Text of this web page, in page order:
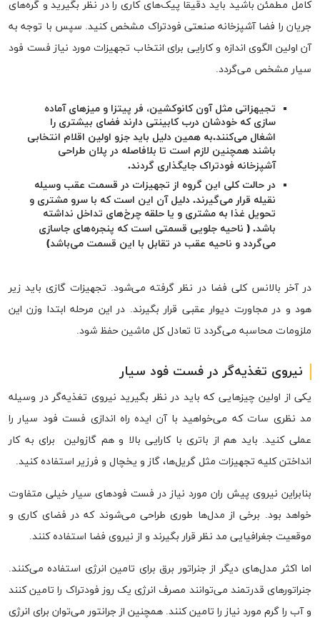
کامل مطمئن باشید باید دقیقا پیک‌های کاری را در نظر بگیرید و گره‌های
جریان را فضا آشپزخانه صنعتی فودتراک مشخص کنید. سپس با توجه به
آن اولین الگوی اندازه و کارایی برای انتخاب تجهیزات مورد نیاز فست فود
سیار مشخص می‌گردد.
تجیهزاتی مثل آون کانوکشین، فر پیتزا و میزهای آماده
سازی که خودشان درب کابینتی دارند فضای بیشتری را
اشغال می‌کنند.به همین دلیل باید جزو اولین اقلام انتخابی
باشند همچنین لازم است تا بلافاصله در پلان طراحی
آشپزخانه فودتراک جایگذاری گردند.
در حالت کلی این گروه از تجهیزات در قسمت عقب وسیله
نقیله قرار می‌گیرند. دلیل آن این است که با سرو مشتری و
تحویل غذا به مشتری و یا حلقه چرخ‌های تداخل نداشته
باشد. ( ناحیه جلویی قسمتی است که پنجره‌های جاسازی
می‌گردد و ناحیه عقب در تقابل با این قسمت می‌باشد)
در آخر بالانس کلی فضا در نظر گرفته می‌شود. تجهیزات گازی باید زیر
هود و در مجاورت دیوار عقبی قرار بگیرند. در این مرحله ابتدا وزن این
ملزومات محاسبه می‌گردد تا تعادل کل ماشین حفظ شود.
نیروی تغذیه‌گر در فست فود سیار
یکی از اولین چیزهایی که باید در نظر بگیرید نیروی تغذیه‌گر در وسیله
مد نظری سات که می‌خواهید با آن ایده راه اندازی فست فود سیار را
عملی کنید. باید هم از باتری با کارایی بالا و هم گازولین برای به کار
انداختن کلیه تجهیزات مثل گریل‌ها، گاز و یخچال و فرزیر استفاده کنید.
بنابراین نیروی پیش ران مورد نیاز در فست فودهای سیار خیلی متفاوت
خواهد بود. برخی از مدل‌ها طوری طراحی می‌شوند که در فضای کاری و
موقعیت جغرافیایی مد نظر قرار بگیرند و از نیروی فضا استفاده کنند.
اما اکثر مدل‌های دیگر از جنراتور برق برای تامین انرژی استفاده می‌کنند.
جنراتورهای قدرتمند می‌توانند مصرف انرژی یک روز فودتراک را تامین کنند
و آب را گرم مورد نیاز را تامین کنند. همچنین از جرانتور می‌توان برای انرژی